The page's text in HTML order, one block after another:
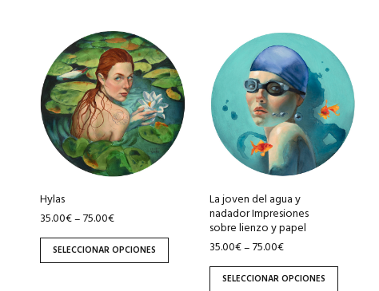
producto
producto
Hylas
35.00€–75.00€
SELECCIONAR OPCIONES
producto
tiene
múltiples
variantes.
Las
opciones
pueden
elegir
en
la
La joven del agua y
nadador Impresiones
sobre lienzo y papel
35.00€–75.00€
SELECCIONAR OPCIONES
producto
tiene
múltiples
variantes.
Las
opciones
pueden
elegir
en
página